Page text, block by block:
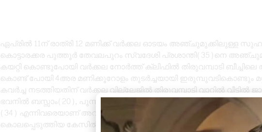
ഏപ്രിൽ 11ന് രാത്രി 12 മണിക്ക് വർക്കല ഓടയം അഞ്ചുമുക്കിലുള്ള
കൊട്ടാരക്കര പുത്തൂർ തേവലപുറം സ്വദേശി പ്രശാന്തി(35)നെ
കയറ്റി കൊണ്ടുപോയി വർക്കല നോർത്ത് ക്ലിഫിൽ തിരുവമ്പാടി
കൊണ്ട് പോയി 4അര മണിക്കൂറോളം തുടർച്ചയായി ഇരുമ്പുവടികൊണ്ടും
കവർച്ച നടത്തിയതിന് വർക്കല വില്ലേജിൽ തിരുവമ്പാടി വാറിൽ
ഭവനിൽ ബസ്സാം(20), പുന്നക്കുളം ചരുവിള വീട്ടിൽ (20), തിരുവമ്പാടി
(34) എന്നിവരെയാണ് അറസ്റ്റ് ചെയ്തത്. അറസ്റ്റിലായ ബെദിൻ ഷാ 2014
കൊലപ്പെടുത്തിയ കേസിൽ കോടതി ജാമ്യത്തിൽ കഴിഞ്ഞു വന്നയാളാണ്.